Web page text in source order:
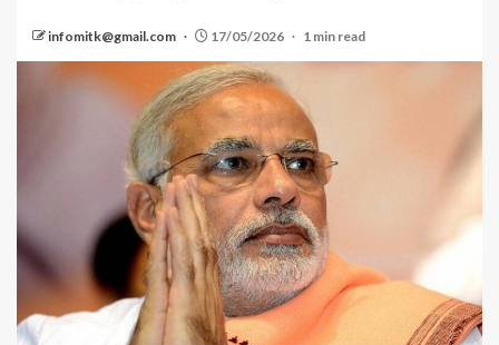
infomitk@gmail.com 17/05/2026 1 min read